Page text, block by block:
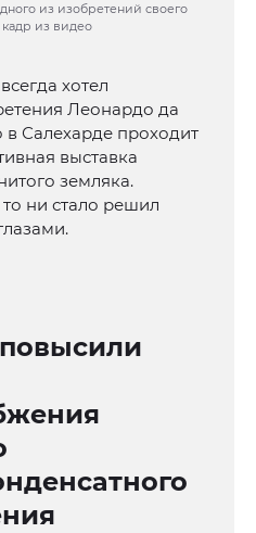
из изобретений своего
из видео
хотел
Леонардо да
в Салехарде проходит
выставка
земляка.
ни стало решил